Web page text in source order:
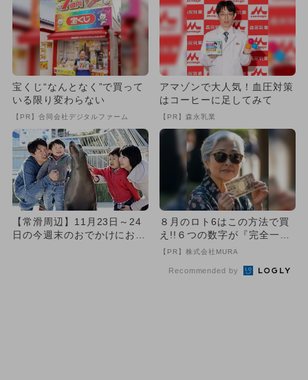
宝くじ“なんとなく”で買って
いる限り変わらない
【PR】合同会社デジタルファーム
アマゾンで大人気！血圧対策
はコーヒーに足してみて
【PR】森永乳業
【常滑周辺】11月23日～24
日の今週末のおでかけにおす
８月のロト6はこの方法で買
え!!６つの数字が『完全一
致』する方法
【PR】株式会社MURA
Recommended by